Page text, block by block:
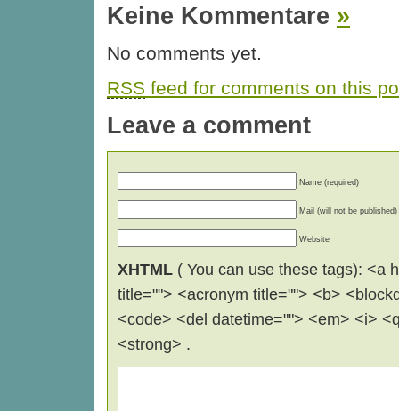
Keine Kommentare »
No comments yet.
RSS feed for comments on this
Leave a comment
Name (required)
Mail (will not be published)
Website
XHTML ( You can use these tags): <a
title=""> <acronym title=""> <b>
<code> <del datetime=""> <em> <i>
<strong> .